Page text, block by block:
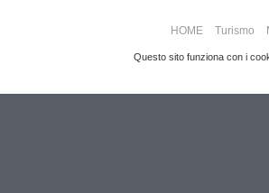
HOME Turismo
Questo sito funziona con i